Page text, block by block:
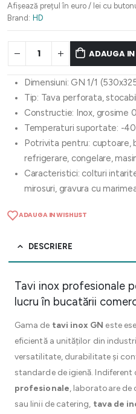
Afișează prețul în euro / lei cu
Brand: HD
ADAUGA
Dimensiuni: GN 1/1
Tip: Tava perforata,
Constructie: Inox, grosime
Temperaturi suportate: -
Potrivita pentru: cuptoare,
refrigerare, congelare,
Caracteristici: colturi
mirosuri, gravura cu
ADAUGA IN WISHLIST
DESCRIERE
Tavi inox profesionale
lucru în bucatării
Gama de tavi inox GN este
eficientă a unităților din
versatilitate, durabilitate și
standarde de igienă. Indiferent
profesionale, laboratoare de
sau linii de catering, tava de